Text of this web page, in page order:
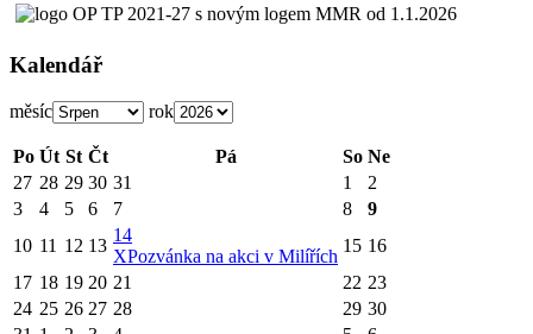
Kalendář
měsíc rok
Po Út St Čt Pá So Ne
27 28 29 30 31 1
2
3
4 5 6 7 8
9
10 11 12 13
14
XPozvánka na akci v Milířích
15 16
17 18 19 20 21 22 23
24 25 26 27 28 29 30